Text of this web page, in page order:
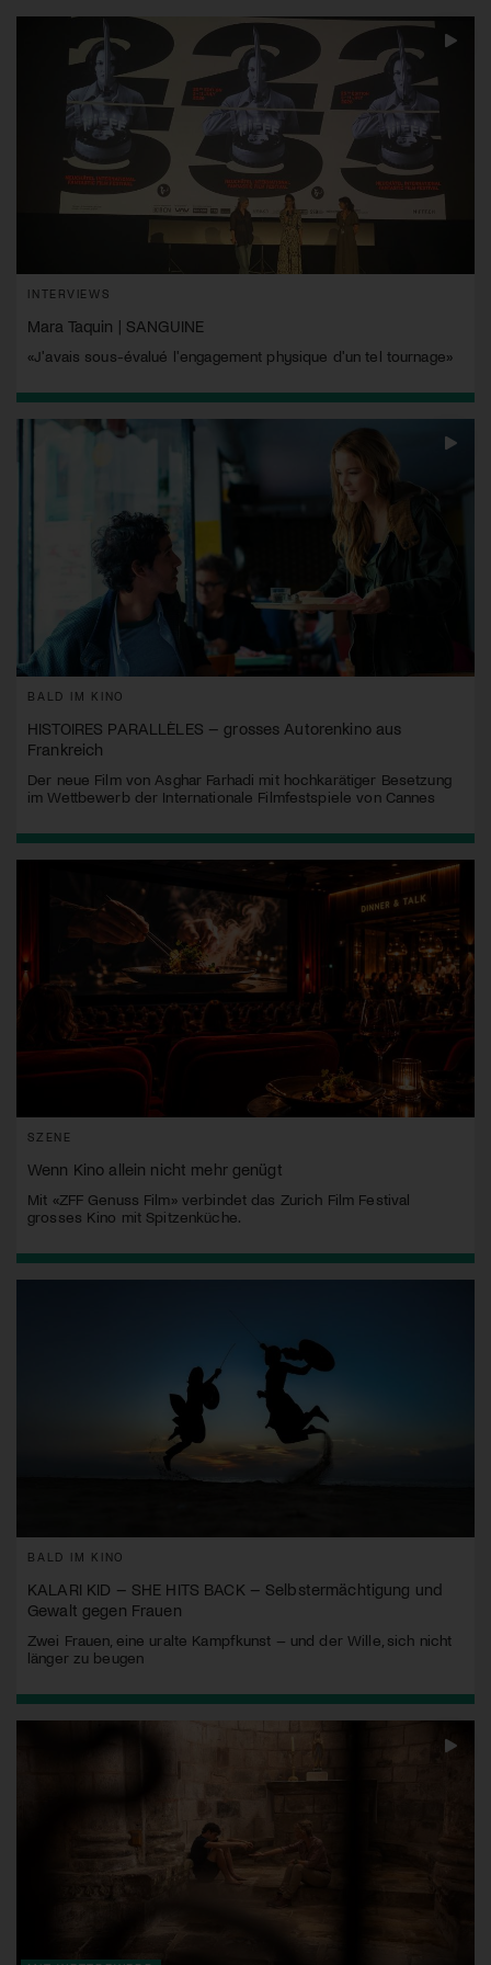
INTERVIEWS
Mara Taquin | SANGUINE
«J'avais sous-évalué l'engagement physique d'un tel tournage»
BALD IM KINO
HISTOIRES PARALLÈLES – grosses Autorenkino aus
Frankreich
Der neue Film von Asghar Farhadi mit hochkarätiger Besetzung
im Wettbewerb der Internationale Filmfestspiele von Cannes
SZENE
Wenn Kino allein nicht mehr genügt
Mit «ZFF Genuss Film» verbindet das Zurich Film Festival
grosses Kino mit Spitzenküche.
BALD IM KINO
KALARI KID – SHE HITS BACK – Selbstermächtigung und
Gewalt gegen Frauen
Zwei Frauen, eine uralte Kampfkunst – und der Wille, sich nicht
länger zu beugen